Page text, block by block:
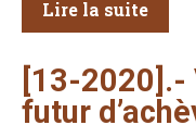
Lire la suite
[13-2020].-
futur